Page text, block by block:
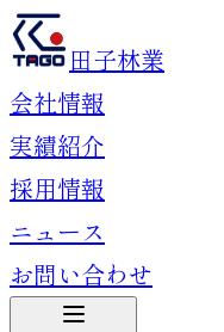
田子林業
会社情報
実績紹介
採用情報
ニュース
お問い合わせ